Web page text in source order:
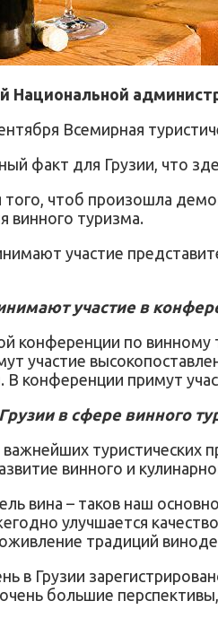
Национальной
Всемирная
факт для Грузии, что
чтоб произошла
винного туризма.
участие
участие в
конференции по
участие
В конференции примут
в сфере винного
туристических
винного и
вина – таков наш
улучшается
традиций
в Грузии
большие